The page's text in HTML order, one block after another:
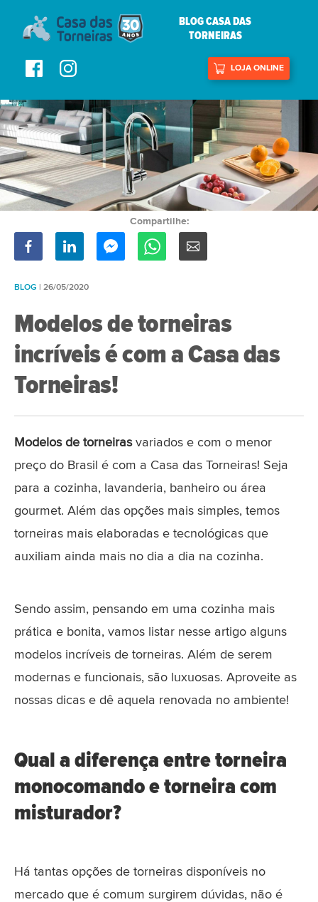
BLOG CASA DAS
TORNEIRAS
LOJA ONLINE
Compartilhe:
BLOG | 26/05/2020
Modelos de torneiras
incríveis é com a Casa das
Torneiras!
Modelos de torneirasvariados e com o menor
preço do Brasil é com a Casa das Torneiras! Seja
para a cozinha, lavanderia, banheiro ou área
gourmet. Além das opções mais simples, temos
torneiras mais elaboradas e tecnológicas que
auxiliam ainda mais no dia a dia na cozinha.
Sendo assim, pensando em uma cozinha mais
prática e bonita, vamos listar nesse artigo alguns
modelos incríveis de torneiras. Além de serem
modernas e funcionais, são luxuosas. Aproveite as
nossas dicas e dê aquela renovada no ambiente!
Qual a diferença entre torneira
monocomando e torneira com
misturador?
Há tantas opções de torneiras disponíveis no
mercado que é comum surgirem dúvidas, não é